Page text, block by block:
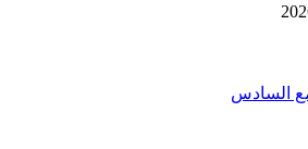
السادس